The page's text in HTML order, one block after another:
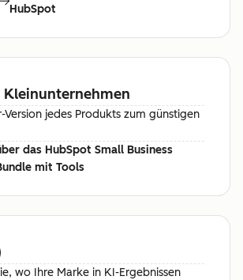
HubSpot
Version jedes Produkts zum günstigen
das HubSpot Small Business
mit Tools
wo Ihre Marke in KI-Ergebnissen